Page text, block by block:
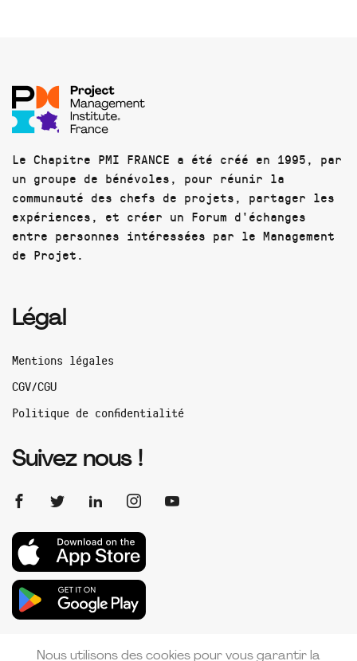
Le Chapitre PMI FRANCE a été créé en 1995, par
un groupe de bénévoles, pour réunir la
communauté des chefs de projets, partager les
expériences, et créer un Forum d'échanges
entre personnes intéressées par le Management
de Projet.
Légal
Mentions légales
CGV/CGU
Politique de confidentialité
Suivez nous !
Nous utilisons des cookies pour vous garantir la